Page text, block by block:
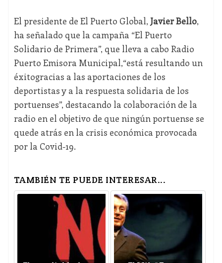
El presidente de El Puerto Global, Javier Bello,
ha señalado que la campaña “El Puerto
Solidario de Primera”, que lleva a cabo Radio
Puerto Emisora Municipal,“está resultando un
éxitogracias a las aportaciones de los
deportistas y a la respuesta solidaria de los
portuenses”, destacando la colaboración de la
radio en el objetivo de que ningún portuense se
quede atrás en la crisis económica provocada
por la Covid-19.
TAMBIÉN TE PUEDE INTERESAR...